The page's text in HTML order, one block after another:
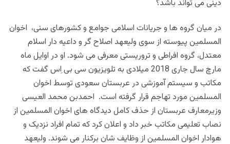
دینی می تواند باشد؟
در میان گروه ها و جریانات اسلامی جوامع و کشورهای سنی، اخوان
المسلمین پیوسته از سوی ولیعهد اصلاح گر و داعیه دار اسلام
معتدل، گروه افراطی و تروریستی معرفی می شود. او در اوایل ماه
مارچ سال جاری 2018 میلادی به تلویزیون سی بی اِس گفت که
مکاتب و سیستم آموزشی در عربستان سعودی توسط اخوان
المسلمین مورد تهاجم قرار گرفته است. احمدبن محمد العیسی
وزیرمعارف عربستان از حذف کامل دیدگاه های اخوان المسلمین از
نصاب تعلیمی مکاتب خبر داد و اعلان کرد که تمام افراد نزدیک و
هوادار اخوان المسلمین از وظایف شان برکنار می شوند. ولیعهد